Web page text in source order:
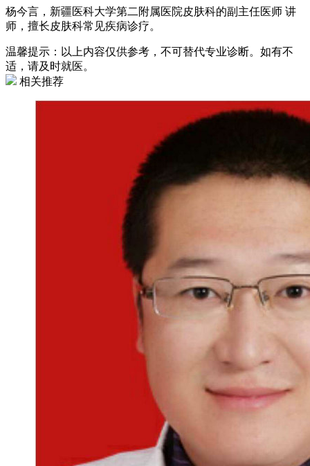
杨今言，新疆医科大学第二附属医院皮肤科的副主任医师 讲
师，擅长皮肤科常见疾病诊疗。
温馨提示：以上内容仅供参考，不可替代专业诊断。如有不
适，请及时就医。
相关推荐